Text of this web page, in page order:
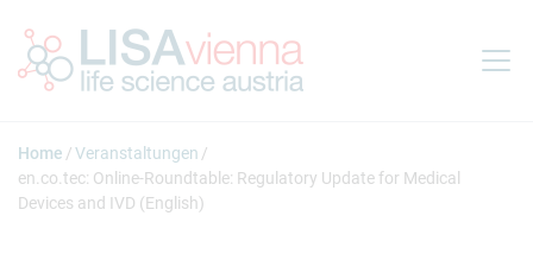
Home
Veranstaltungen
en.co.tec: Online-Roundtable: Regulatory Update for Medical
Devices and IVD (English)